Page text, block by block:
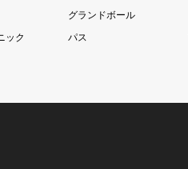
グランドボール
ック パス